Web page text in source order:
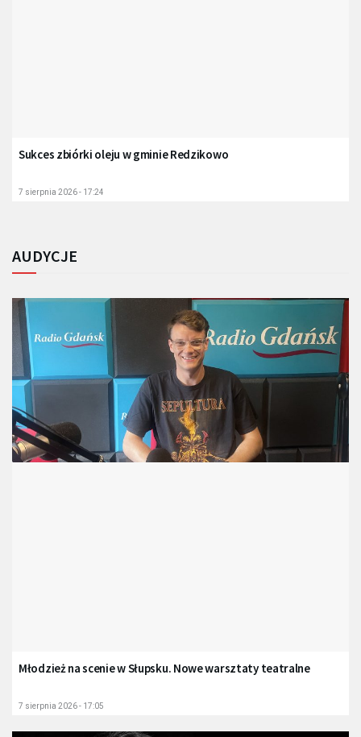
Sukces zbiórki oleju w gminie Redzikowo
7 sierpnia 2026 - 17:24
AUDYCJE
Młodzież na scenie w Słupsku. Nowe warsztaty teatralne
7 sierpnia 2026 - 17:05